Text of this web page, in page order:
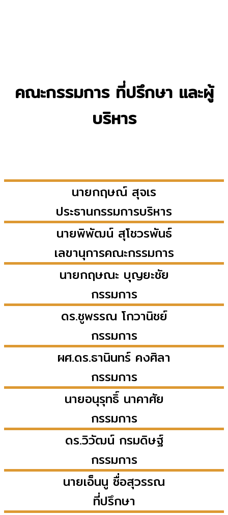
คณะกรรมการ ที่ปรึกษา และผู้
บริหาร
นายกฤษณ์ สุจเร
ประธานกรรมการบริหาร
นายพิพัฒน์ สุโชวรพันธ์
เลขานุการคณะกรรมการ
นายกฤษณะ บุญยะชัย
กรรมการ
ดร.ชูพรรณ โกวานิชย์
กรรมการ
ผศ.ดร.ธานินทร์ คงศิลา
กรรมการ
นายอนุรุทธิ์ นาคาศัย
กรรมการ
ดร.วิวัฒน์ กรมดิษฐ์
กรรมการ
นายเอ็นนู ซื่อสุวรรณ
ที่ปรึกษา